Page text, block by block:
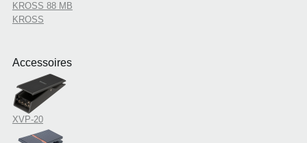
KROSS 88 MB
KROSS
Accessoires
XVP-20